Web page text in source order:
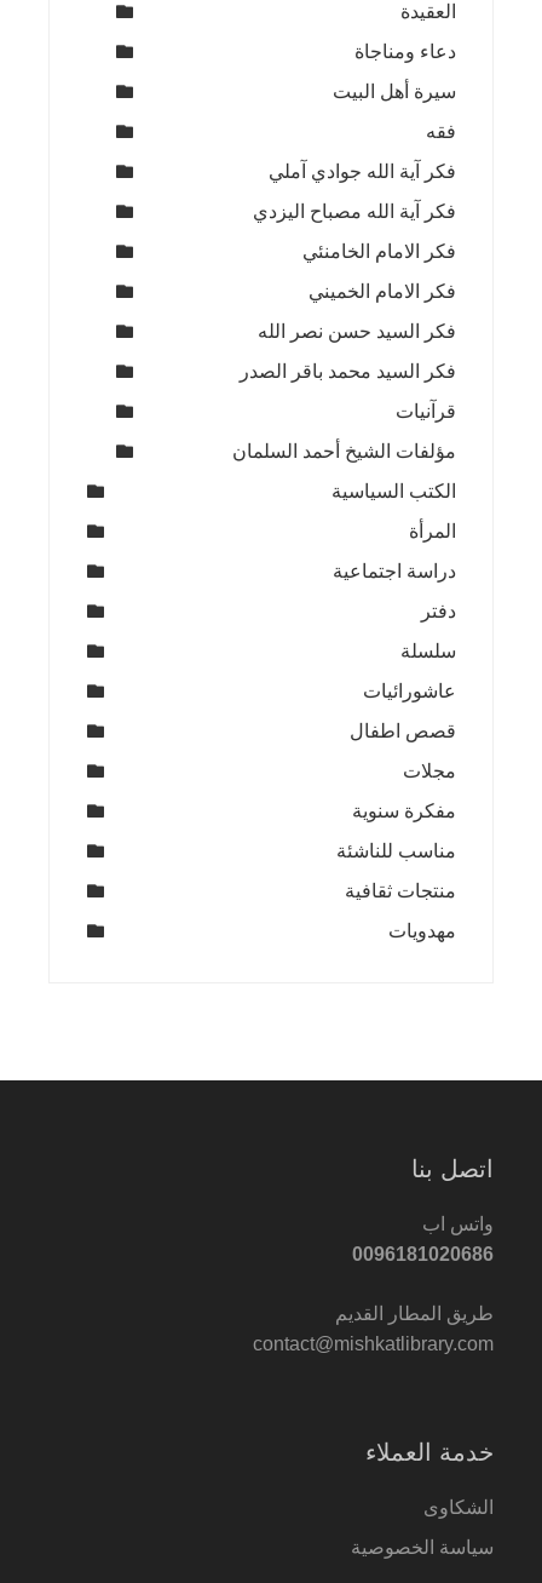
العقيدة
دعاء ومناجاة
سيرة أهل البيت
فقه
فكر آية الله جوادي آملي
فكر آية الله مصباح اليزدي
فكر الامام الخامنئي
فكر الامام الخميني
فكر السيد حسن نصر الله
فكر السيد محمد باقر الصدر
قرآنيات
مؤلفات الشيخ أحمد السلمان
الكتب السياسية
المرأة
دراسة اجتماعية
دفتر
سلسلة
عاشورائيات
قصص اطفال
مجلات
مفكرة سنوية
مناسب للناشئة
منتجات ثقافية
مهدويات
اتصل بنا
واتس اب
0096181020686
طريق المطار القديم
contact@mishkatlibrary.com
خدمة العملاء
الشكاوى
سياسة الخصوصية